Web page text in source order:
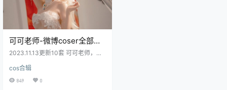
可可老师-微博coser全部作
品[写真合集]15套[持续更新]
2023.11.13更新10套 可可老师，成
当上了老师，迫不及待的我想回去
上课了。 Twitter：@阿里扎图斯1 1
cos合辑
849 0